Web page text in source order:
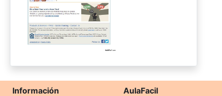
Información
AulaFacil